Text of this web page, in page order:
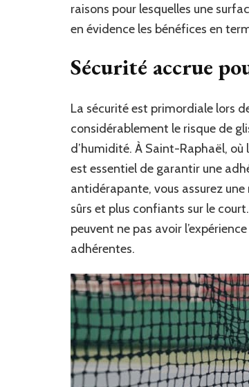
raisons pour lesquelles une
en évidence les bénéfices en
Sécurité accrue
La sécurité est primordiale lors
considérablement le risque de
d’humidité. À Saint-Raphaël,
est essentiel de garantir une
antidérapante, vous assurez
sûrs et plus confiants sur le
peuvent ne pas avoir
adhérentes.